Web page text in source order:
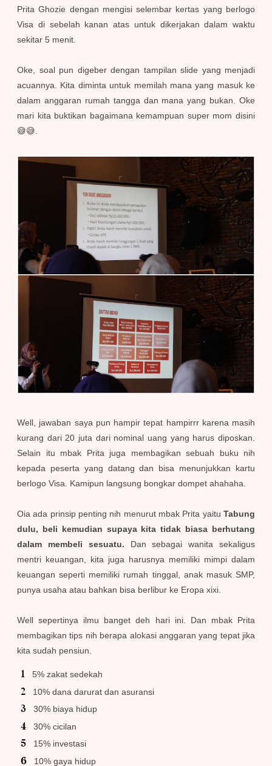
Prita Ghozie dengan mengisi selembar kertas yang berlogo
Visa di sebelah kanan atas untuk dikerjakan dalam waktu
sekitar 5 menit.
Oke, soal pun digeber dengan tampilan slide yang menjadi
acuannya. Kita diminta untuk memilah mana yang masuk ke
dalam anggaran rumah tangga dan mana yang bukan. Oke
mari kita buktikan bagaimana kemampuan super mom disini
😅😅.
Well, jawaban saya pun hampir tepat hampirrr karena masih
kurang dari 20 juta dari nominal uang yang harus diposkan.
Selain itu mbak Prita juga membagikan sebuah buku nih
kepada peserta yang datang dan bisa menunjukkan kartu
berlogo Visa. Kamipun langsung bongkar dompet ahahaha.
Oia ada prinsip penting nih menurut mbak Prita yaitu Tabung
dulu, beli kemudian supaya kita tidak biasa berhutang
dalam membeli sesuatu. Dan sebagai wanita sekaligus
mentri keuangan, kita juga harusnya memiliki mimpi dalam
keuangan seperti memiliki rumah tinggal, anak masuk SMP,
punya usaha atau bahkan bisa berlibur ke Eropa xixi.
Well sepertinya ilmu banget deh hari ini. Dan mbak Prita
membagikan tips nih berapa alokasi anggaran yang tepat jika
kita sudah pensiun.
5% zakat sedekah
10% dana darurat dan asuransi
30% biaya hidup
30% cicilan
15% investasi
10% gaya hidup